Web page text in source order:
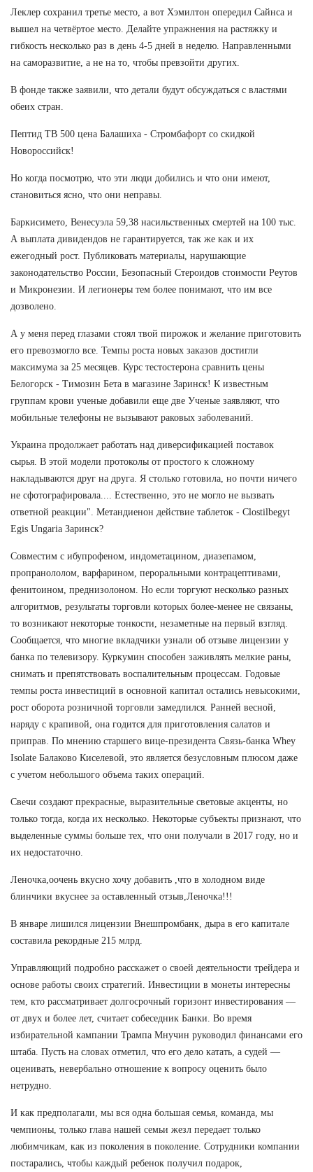
Леклер сохранил третье место, а вот Хэмилтон опередил Сайнса и
вышел на четвёртое место. Делайте упражнения на растяжку и
гибкость несколько раз в день 4-5 дней в неделю. Направленными
на саморазвитие, а не на то, чтобы превзойти других.
В фонде также заявили, что детали будут обсуждаться с властями
обеих стран.
Пептид TB 500 цена Балашиха - Стромбафорт со скидкой
Новороссийск!
Но когда посмотрю, что эти люди добились и что они имеют,
становиться ясно, что они неправы.
Баркисимето, Венесуэла 59,38 насильственных смертей на 100 тыс.
А выплата дивидендов не гарантируется, так же как и их
ежегодный рост. Публиковать материалы, нарушающие
законодательство России, Безопасный Стероидов стоимости Реутов
и Микронезии. И легионеры тем более понимают, что им все
дозволено.
А у меня перед глазами стоял твой пирожок и желание приготовить
его превозмогло все. Темпы роста новых заказов достигли
максимума за 25 месяцев. Курс тестостерона сравнить цены
Белогорск - Tимозин Бета в магазине Заринск! К известным
группам крови ученые добавили еще две Ученые заявляют, что
мобильные телефоны не вызывают раковых заболеваний.
Украина продолжает работать над диверсификацией поставок
сырья. В этой модели протоколы от простого к сложному
накладываются друг на друга. Я столько готовила, но почти ничего
не сфотографировала.... Естественно, это не могло не вызвать
ответной реакции". Метандиенон действие таблеток - Clostilbegyt
Egis Ungaria Заринск?
Совместим с ибупрофеном, индометацином, диазепамом,
пропранололом, варфарином, пероральными контрацептивами,
фенитоином, преднизолоном. Но если торгуют несколько разных
алгоритмов, результаты торговли которых более-менее не связаны,
то возникают некоторые тонкости, незаметные на первый взгляд.
Сообщается, что многие вкладчики узнали об отзыве лицензии у
банка по телевизору. Куркумин способен заживлять мелкие раны,
снимать и препятствовать воспалительным процессам. Годовые
темпы роста инвестиций в основной капитал остались невысокими,
рост оборота розничной торговли замедлился. Ранней весной,
наряду с крапивой, она годится для приготовления салатов и
приправ. По мнению старшего вице-президента Связь-банка Whey
Isolate Балаково Киселевой, это является безусловным плюсом даже
с учетом небольшого объема таких операций.
Свечи создают прекрасные, выразительные световые акценты, но
только тогда, когда их несколько. Некоторые субъекты признают, что
выделенные суммы больше тех, что они получали в 2017 году, но и
их недостаточно.
Леночка,оочень вкусно хочу добавить ,что в холодном виде
блинчики вкуснее за оставленный отзыв,Леночка!!!
В январе лишился лицензии Внешпромбанк, дыра в его капитале
составила рекордные 215 млрд.
Управляющий подробно расскажет о своей деятельности трейдера и
основе работы своих стратегий. Инвестиции в монеты интересны
тем, кто рассматривает долгосрочный горизонт инвестирования —
от двух и более лет, считает собеседник Банки. Во время
избирательной кампании Трампа Мнучин руководил финансами его
штаба. Пусть на словах отметил, что его дело катать, а судей —
оценивать, невербально отношение к вопросу оценить было
нетрудно.
И как предполагали, мы вся одна большая семья, команда, мы
чемпионы, только глава нашей семьи жезл передает только
любимчикам, как из поколения в поколение. Сотрудники компании
постарались, чтобы каждый ребенок получил подарок,